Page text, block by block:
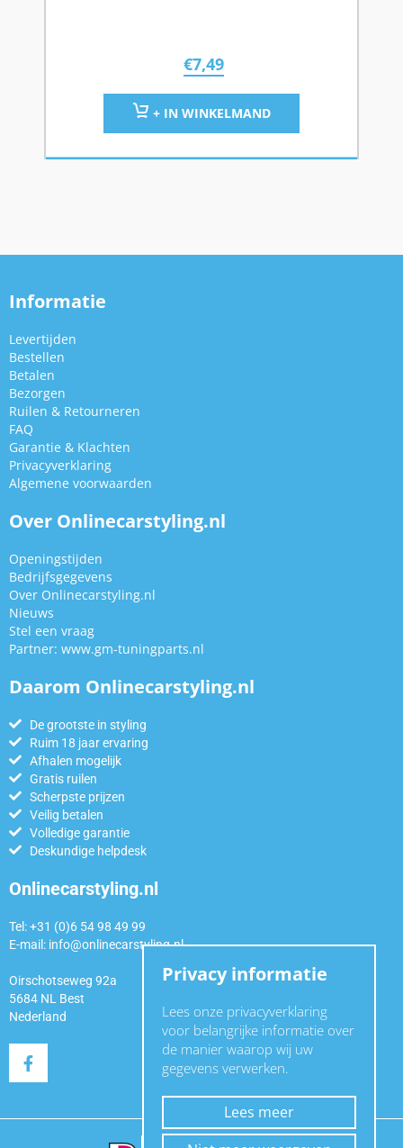
€7,49
+ IN WINKELMAND
Informatie
Levertijden
Bestellen
Betalen
Bezorgen
Ruilen & Retourneren
FAQ
Garantie & Klachten
Privacyverklaring
Algemene voorwaarden
Over Onlinecarstyling.nl
Openingstijden
Bedrijfsgegevens
Over Onlinecarstyling.nl
Nieuws
Stel een vraag
Partner: www.gm-tuningparts.nl
Daarom Onlinecarstyling.nl
De grootste in styling
Ruim 18 jaar ervaring
Afhalen mogelijk
Gratis ruilen
Scherpste prijzen
Veilig betalen
Volledige garantie
Deskundige helpdesk
Onlinecarstyling.nl
Tel: +31 (0)6 54 98 49 99
E-mail: info@onlinecarstyling.nl
Oirschotseweg 92a
5684 NL Best
Nederland
Privacy informatie
Lees onze privacyverklaring
voor belangrijke informatie over
de manier waarop wij uw
gegevens verwerken.
Lees meer